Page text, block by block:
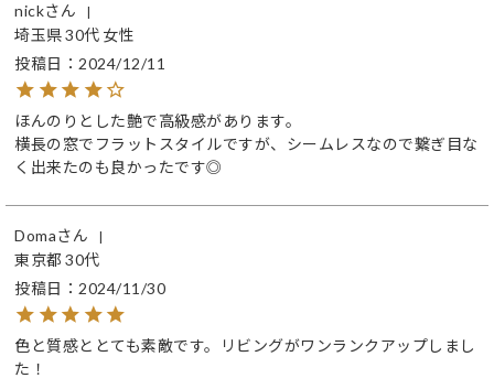
nick
埼玉県30代 女性
投稿日
2024/12/11
ほんのりとした艶で高級感があります。
横長の窓でフラットスタイルですが、シームレスなので繋ぎ目な
く出来たのも良かったです◎
Doma
東京都 30代
投稿日
2024/11/30
色と質感ととても素敵です。リビングがワンランクアップしまし
た！